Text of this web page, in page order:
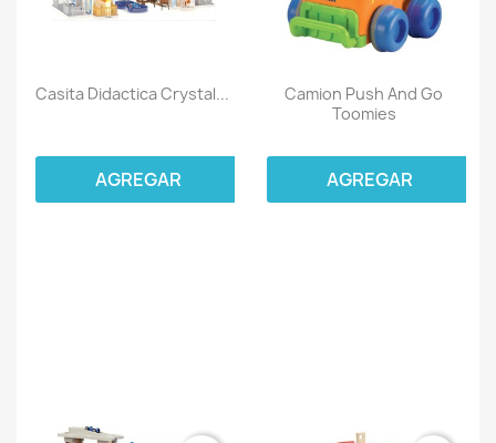
Casita Didactica Crystal...
AGREGAR
Camion Push And Go
Toomies
AGREGAR